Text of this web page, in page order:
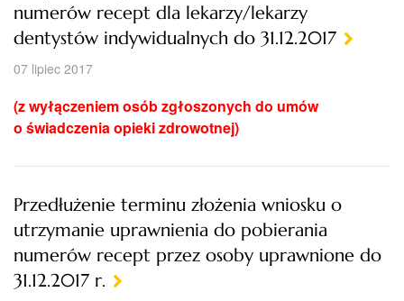
numerów recept dla lekarzy/lekarzy
dentystów indywidualnych do 31.12.2017
07 lipiec 2017
(z wyłączeniem osób zgłoszonych do umów
o świadczenia opieki zdrowotnej)
Przedłużenie terminu złożenia wniosku o
utrzymanie uprawnienia do pobierania
numerów recept przez osoby uprawnione do
31.12.2017 r.